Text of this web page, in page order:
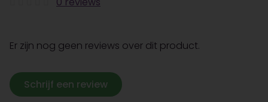
Er zijn nog geen reviews over dit product.
Schrijf een review